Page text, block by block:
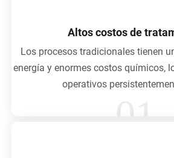
Altos costos de
Los procesos tradicionales tienen
energía y enormes costos químicos,
operativos
01